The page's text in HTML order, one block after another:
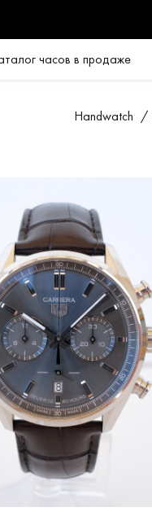
часов в продаже
Handwatch /